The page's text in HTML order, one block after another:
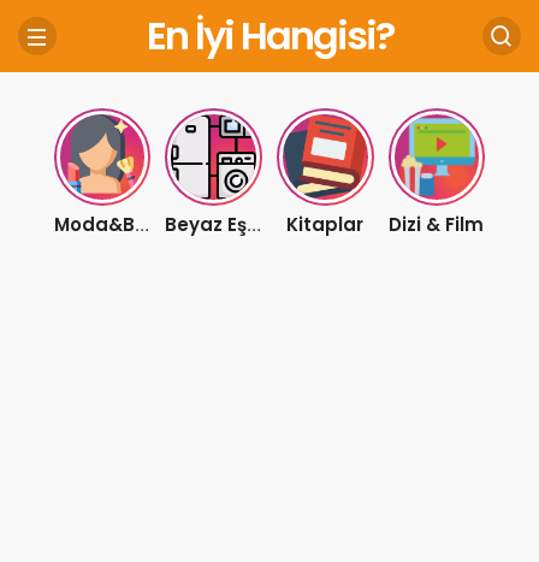
En İyi Hangisi?
Moda&Bakım Beyaz Eşya Kitaplar Dizi & Film